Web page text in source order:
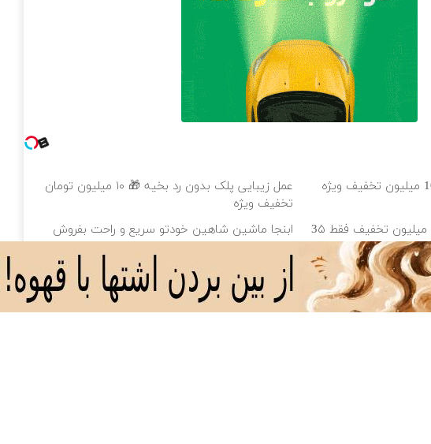
جراحی زیبایی پلک پایین با 10 میلیون تخفیف ویژه
عمل زیبایی پلک بدون رد بخیه 🎁 ۱۰ میلیون تومان
تخفیف ویژه
بلفاروپلاستی پلک پایین با ۱۰ میلیون تخفیف فقط 3۵
ابنجا ماشین شاهین خودتو سریع و راحت بفروش
و همیشه شیک پوش بدون نیاز به آگهی و با یکبار مراجعه فروخته شد